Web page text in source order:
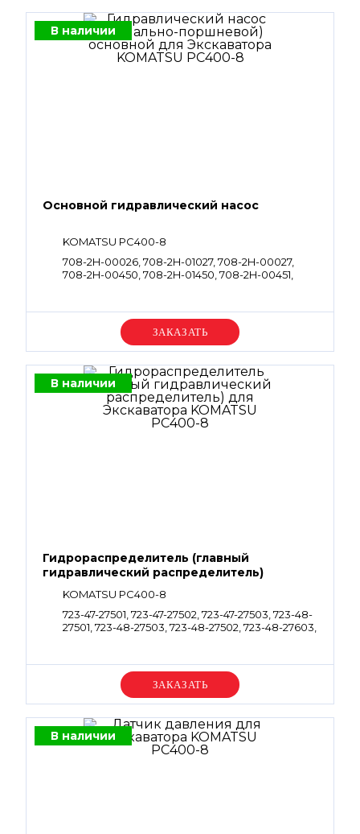
В наличии
Основной гидравлический насос
KOMATSU PC400-8
708-2H-00026, 708-2H-01027, 708-2H-00027,
708-2H-00450, 708-2H-01450, 708-2H-00451,
Уточняйте цену
В наличии
Гидрораспределитель (главный
гидравлический распределитель)
KOMATSU PC400-8
723-47-27501, 723-47-27502, 723-47-27503, 723-48-
27501, 723-48-27503, 723-48-27502, 723-48-27603,
27502, 723-49-27503
Уточняйте цену
В наличии